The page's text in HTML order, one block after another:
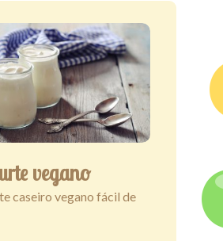
vegano
caseiro vegano fácil de